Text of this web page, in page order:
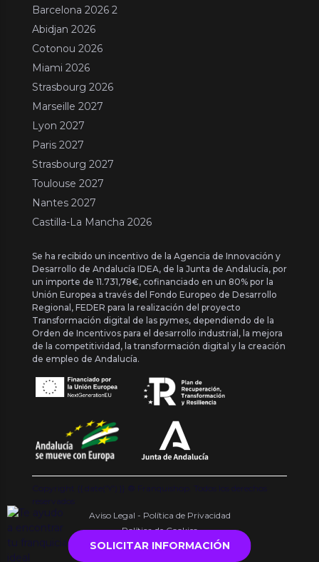
SOLICITAR INFORMACIÓN
Barcelona 2026 2
Abidjan 2026
Cotonou 2026
Miami 2026
Strasbourg 2026
Marseille 2027
Lyon 2027
Paris 2027
Strasbourg 2027
Toulouse 2027
Nantes 2027
Castilla-La Mancha 2026
Se ha recibido un incentivo de la Agencia de Innovación y
Desarrollo de Andalucía IDEA, de la Junta de Andalucía, por
un importe de 11.731,78€, cofinanciado en un 80% por la
Unión Europea a través del Fondo Europeo de Desarrollo
Regional, FEDER para la realización del proyecto
Transformación digital de las pymes, dependiendo de la
Orden de Incentivos para el desarrollo industrial, la mejora
de la competitividad, la transformación digital y la creación
de empleo de Andalucía.
Copyright {{ date('Y') }} ® Franquishop. Todos los derechos
reservados
Aviso Legal - Política de Privacidad
Política de Cookies